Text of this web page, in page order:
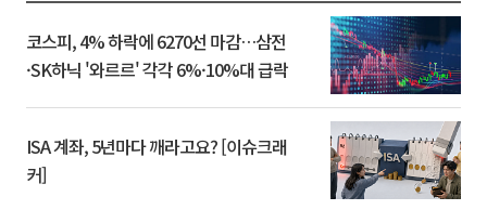
코스피, 4% 하락에 6270선 마감…삼전
·SK하닉 '와르르' 각각 6%·10%대 급락
ISA 계좌, 5년마다 깨라고요? [이슈크래
커]